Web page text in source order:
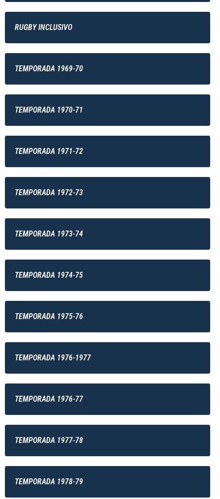
RUGBY INCLUSIVO
TEMPORADA 1969-70
TEMPORADA 1970-71
TEMPORADA 1971-72
TEMPORADA 1972-73
TEMPORADA 1973-74
TEMPORADA 1974-75
TEMPORADA 1975-76
TEMPORADA 1976-1977
TEMPORADA 1976-77
TEMPORADA 1977-78
TEMPORADA 1978-79